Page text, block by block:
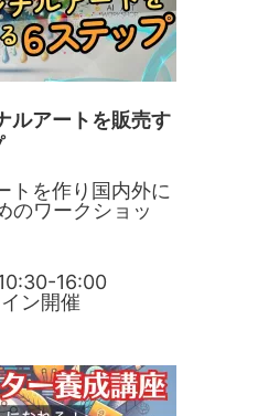
ルアートを販売す
トを作り国内外に
のワークショッ
16:00
ン開催